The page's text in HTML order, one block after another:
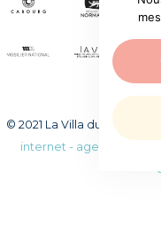
© 2021 La Villa du temps
internet - agence web